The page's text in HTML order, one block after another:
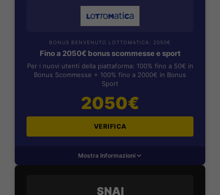
BONUS BENVENUTO LOTTOMATICA: 2050€
Fino a 2050€ bonus scommesse e sport
Per i nuovi utenti della piattaforma: 100% fino a 50€ in
Bonus Scommesse + 100% fino a 2000€ in Bonus
Sport
2050€
VERIFICA
Mostra Informazioni
SNAI